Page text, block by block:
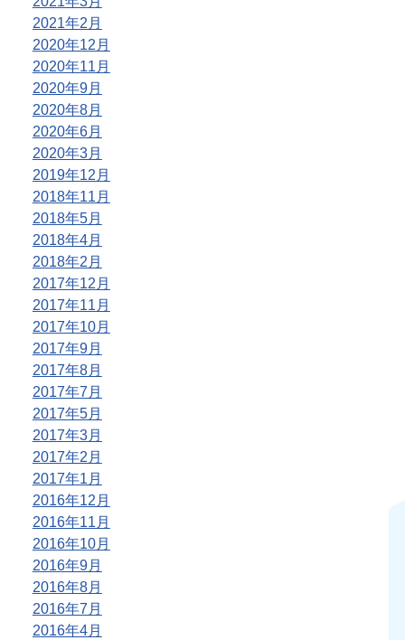
2021年2月
2020年12月
2020年11月
2020年9月
2020年8月
2020年6月
2020年3月
2019年12月
2018年11月
2018年5月
2018年4月
2018年2月
2017年12月
2017年11月
2017年10月
2017年9月
2017年8月
2017年7月
2017年5月
2017年3月
2017年2月
2017年1月
2016年12月
2016年11月
2016年10月
2016年9月
2016年8月
2016年7月
2016年4月